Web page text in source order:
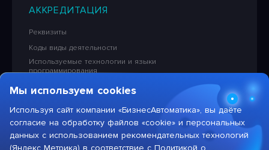
АККРЕДИТАЦИЯ
Реквизиты
Коды виды деятельности
Используемые технологии и языки
программирования
Сведения об исключительных правах на ПО
«БизнесАвтоматика»
Тарифы на услуги компании
Мы используем cookies
Используя сайт компании «БизнесАвтоматика», вы даёте
согласие на обработку файлов «cookie» и персональных
данных с использованием рекомендательных технологий
(Яндекс Метрика) в соответствие с Политикой о